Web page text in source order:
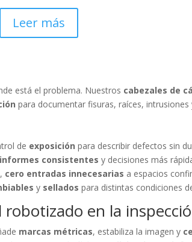
Leer más
está el problema. Nuestros cabezales de
para documentar fisuras, raíces,
de exposición para describir defectos sin
informes consistentes y decisiones más
cero entradas innecesarias a espacios
y sellados para distintas condiciones
en la
marcas métricas, estabiliza la imagen y